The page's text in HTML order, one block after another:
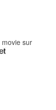
sur